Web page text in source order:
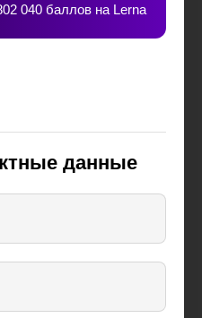
040 баллов на Lerna
данные